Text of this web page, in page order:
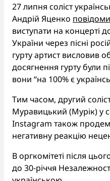
27 липня соліст
Андрій Яценко
виступати на концерті
України через пісні
гурту артист висловив
досягнення гурту були
вони “на 100% є
Тим часом, другий
Муравицький (Мурік) у
Instagram також
негативну реакцію
В оргкомітеті після
до 30-річчя